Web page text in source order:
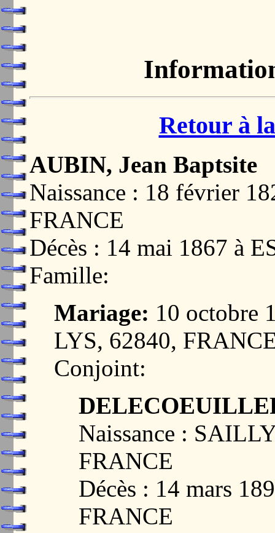
Retour à
AUBIN, Jean Baptsite
Naissance : 18 février
FRANCE
Décès : 14 mai 1867 à
Famille:
Mariage: 10 octobre
LYS, 62840,
Conjoint:
Naissance :
FRANCE
Décès : 14 mars
FRANCE